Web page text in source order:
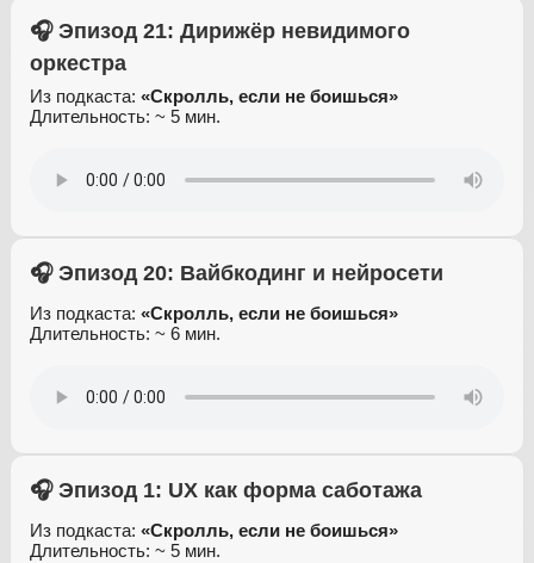
🎧 Эпизод 21: Дирижёр невидимого
оркестра
Из подкаста: «Скролль, если не боишься»
Длительность: ~ 5 мин.
🎧 Эпизод 20: Вайбкодинг и нейросети
Из подкаста: «Скролль, если не боишься»
Длительность: ~ 6 мин.
🎧 Эпизод 1: UX как форма саботажа
Из подкаста: «Скролль, если не боишься»
Длительность: ~ 5 мин.